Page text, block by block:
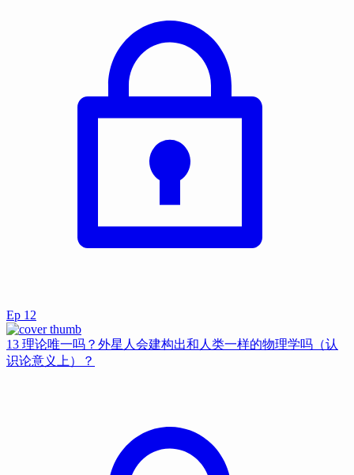
Ep 12
13 理论唯一吗？外星人会建构出和人类一样的物理学吗（认
识论意义上）？